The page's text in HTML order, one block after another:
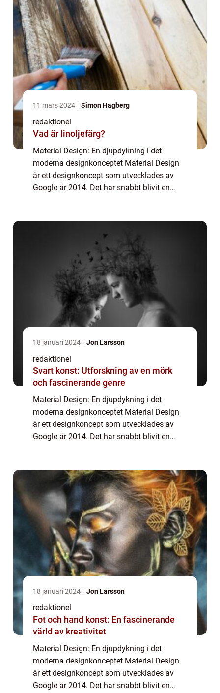
11 mars 2024 Simon Hagberg
redaktionel
Vad är linoljefärg?
Material Design: En djupdykning i det
moderna designkonceptet Material Design
är ett designkoncept som utvecklades av
Google år 2014. Det har snabbt blivit en
18 januari 2024 Jon Larsson
redaktionel
Svart konst: Utforskning av en mörk
och fascinerande genre
Material Design: En djupdykning i det
moderna designkonceptet Material Design
är ett designkoncept som utvecklades av
Google år 2014. Det har snabbt blivit en
18 januari 2024 Jon Larsson
redaktionel
Fot och hand konst: En fascinerande
värld av kreativitet
Material Design: En djupdykning i det
moderna designkonceptet Material Design
är ett designkoncept som utvecklades av
Google år 2014. Det har snabbt blivit en